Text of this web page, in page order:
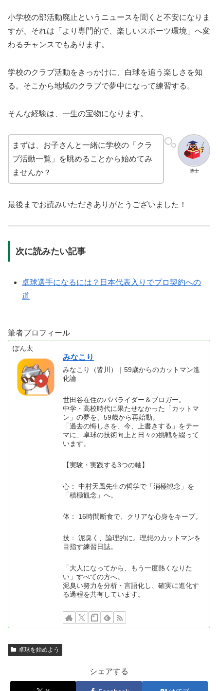
小学校の部活動廃止というニュースを聞くと不安になりま
すが、それは「より専門的で、楽しいスポーツ環境」へ変
わるチャンスでもあります。
学校のクラブ活動をきっかけに、白球を追う楽しさを知
る。そこから地域のクラブで夢中になって練習する。
そんな経験は、一生の宝物になります。
博士
まずは、お子さんと一緒に学校の「クラ
ブ活動一覧」を眺めることから始めてみ
ませんか？
最後までお読みいただきありがとうございました！
次に読みたい記事
卓球選手になるには？日本代表入りでプロ契約への
道
筆者プロフィール
ぽん太
みなこり
みなこり（皆川）｜59歳からのカットマン進
化論
世田谷在住のパパライダー＆ブロガー。
中学・高校時代に果たせなかった「カットマ
ン」の夢を、59歳から再始動。
「過去の悔しさを、今、上書きする」をテー
マに、卓球の技術向上と日々の挑戦を綴って
います。
【実験・実践する3つの軸】
心： 中村天風先生の哲学で「消極観念」を
「積極観念」へ。
体： 16時間断食で、クリアな心身をキープ。
技： 泥臭く、論理的に。理想のカットマンを
目指す練習日誌。
「大人になってから、もう一度熱くなりた
い」すべての方へ。
泥臭い努力を分析・言語化し、確実に進化す
る過程を共有しています。
卓球を始めよう
シェアする